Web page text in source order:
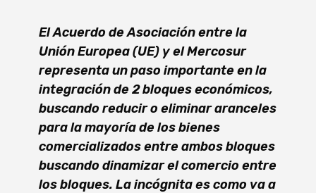
El Acuerdo de Asociación entre la
Unión Europea (UE) y el Mercosur
representa un paso importante en la
integración de 2 bloques económicos,
buscando reducir o eliminar aranceles
para la mayoría de los bienes
comercializados entre ambos bloques
buscando dinamizar el comercio entre
los bloques. La incógnita es como va a